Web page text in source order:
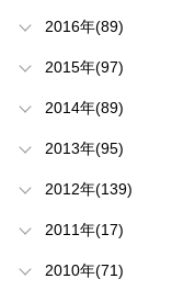
2016年(89)
2015年(97)
2014年(89)
2013年(95)
2012年(139)
2011年(17)
2010年(71)